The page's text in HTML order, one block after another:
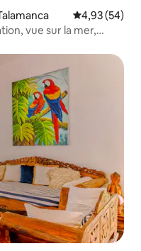
Évaluation
4,93 (54)
vue sur la mer,